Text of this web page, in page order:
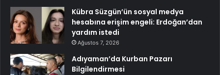
Kübra Süzgün’ün sosyal medya
hesabına erişim engeli: Erdoğan’dan
yardım istedi
Ağustos 7, 2026
Adıyaman’da Kurban Pazarı
Bilgilendirmesi